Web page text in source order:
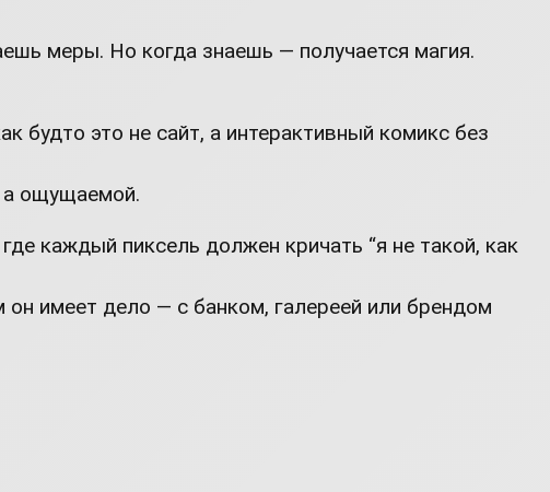
меры. Но когда знаешь — получается магия.
будто это не сайт, а интерактивный комикс без
а ощущаемой.
каждый пиксель должен кричать “я не такой, как
имеет дело — с банком, галереей или брендом